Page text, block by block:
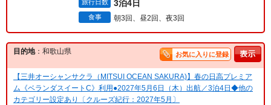
旅行日数 3泊4日
食事 朝3回、昼2回、夜3回
目的地：和歌山県 お気に入りに登録
【三井オーシャンサクラ（MITSUI OCEAN SAKURA)】春の日高プレミア
ム《ベランダスイートC》利用●2027年5月6日（木）出航／3泊4日◆他の
カテゴリー設定あり〔クルーズ紀行：2027年5月〕